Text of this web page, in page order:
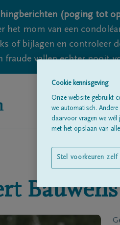
(poging tot
het mom van een
of bijlagen en controleer
fraude vallen echter nooit
Bauwens
Cookie kennisgeving
Onze website gebruikt
we automatisch.
daarvoor vragen we
met het opslaan van
Stel voorkeuren zelf